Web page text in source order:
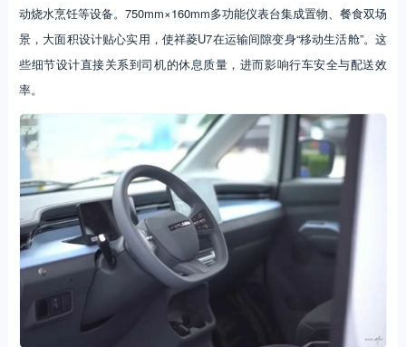
动烧水烹饪等设备。750mm×160mm多功能仪表台集成置物、餐食双场
景，大面积设计贴心实用，使祥菱U7在运输间隙变身“移动生活舱”。这
些细节设计直接关系到司机的休息质量，进而影响行车安全与配送效
率。